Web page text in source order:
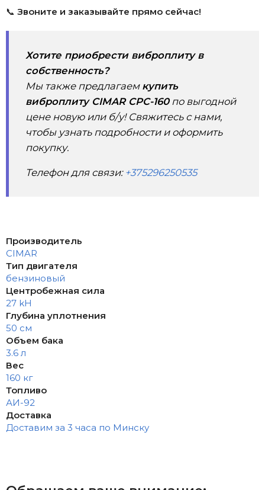
📞 Звоните и заказывайте прямо сейчас!
Хотите приобрести виброплиту в
собственность?
Мы также предлагаем купить
виброплиту CIMAR CPC-160по выгодной
цене новую или б/у! Свяжитесь с нами,
чтобы узнать подробности и оформить
покупку.
Телефон для связи: +375296250535
Производитель
CIMAR
Тип двигателя
бензиновый
Центробежная сила
27 kH
Глубина уплотнения
50 см
Объем бака
3.6 л
Вес
160 кг
Топливо
АИ-92
Доставка
Доставим за 3 часа по Минску